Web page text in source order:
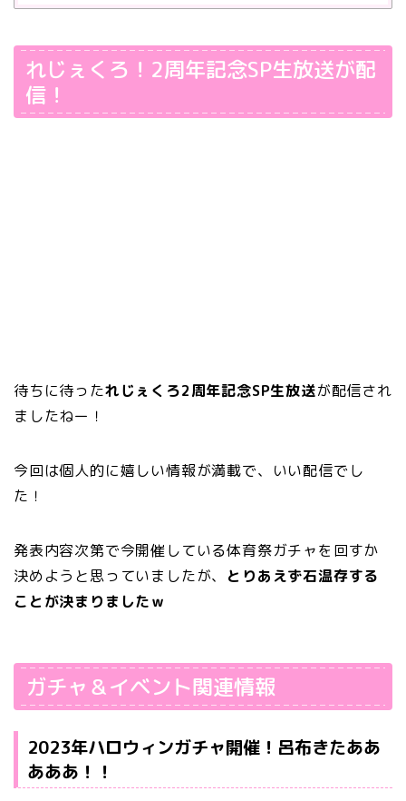
れじぇくろ！2周年記念SP生放送が配
信！
待ちに待ったれじぇくろ2周年記念SP生放送が配信され
ましたねー！
今回は個人的に嬉しい情報が満載で、いい配信でし
た！
発表内容次第で今開催している体育祭ガチャを回すか
決めようと思っていましたが、 とりあえず石温存する
ことが決まりましたｗ
ガチャ＆イベント関連情報
2023年ハロウィンガチャ開催！呂布きたああ
あああ！！